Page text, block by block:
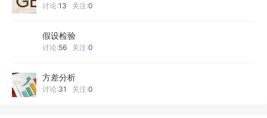
讨论:13 关注:0
假设检验
讨论:56 关注:0
方差分析
讨论:31 关注:0